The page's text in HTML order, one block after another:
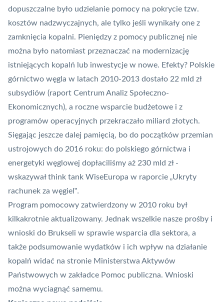
dopuszczalne było udzielanie pomocy na pokrycie tzw.
kosztów nadzwyczajnych, ale tylko jeśli wynikały one z
zamknięcia kopalni. Pieniędzy z pomocy publicznej nie
można było natomiast przeznaczać na modernizację
istniejących kopalń lub inwestycje w nowe. Efekty? Polskie
górnictwo węgla w latach 2010-2013 dostało 22 mld zł
subsydiów (raport Centrum Analiz Społeczno-
Ekonomicznych), a roczne wsparcie budżetowe i z
programów operacyjnych przekraczało miliard złotych.
Sięgając jeszcze dalej pamięcią, bo do początków przemian
ustrojowych do 2016 roku: do polskiego górnictwa i
energetyki węglowej dopłaciliśmy aż 230 mld zł -
wskazywał think tank WiseEuropa w raporcie „Ukryty
rachunek za węgiel ”.
Program pomocowy zatwierdzony w 2010 roku był
kilkakrotnie aktualizowany. Jednak wszelkie nasze prośby i
wnioski do Brukseli w sprawie wsparcia dla sektora, a
także podsumowanie wydatków i ich wpływ na działanie
kopalń widać na stronie Ministerstwa Aktywów
Państwowych w zakładce Pomoc publiczna. Wnioski
można wyciagnąć samemu.